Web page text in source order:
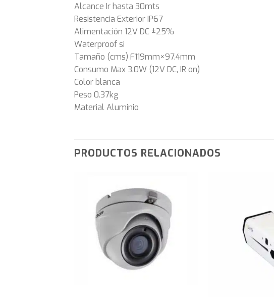
Alcance Ir hasta 30mts
Resistencia Exterior IP67
Alimentación 12V DC ±25%
Waterproof si
Tamaño (cms) F119mm×97.4mm
Consumo Max 3.0W (12V DC, IR on)
Color blanca
Peso 0.37kg
Material Aluminio
PRODUCTOS RELACIONADOS